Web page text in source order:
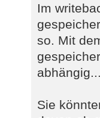
Im
so. Mit
abhängig...
Sie